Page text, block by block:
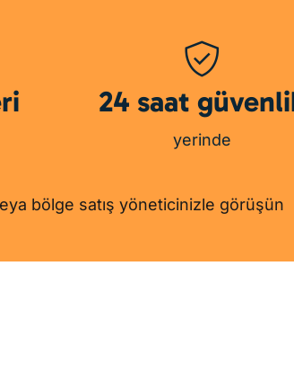
24 saat
yerinde
bölge satış yöneticinizle görüşün